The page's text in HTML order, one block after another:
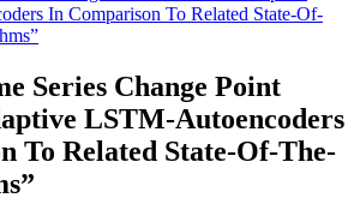
In Comparison To Related State-Of-
Series Change Point
LSTM-Autoencoders
To Related State-Of-The-